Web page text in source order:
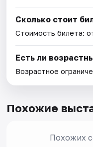
Сколько стоит
Стоимость билета:
Есть ли
Возрастное
Похожие
Похожих